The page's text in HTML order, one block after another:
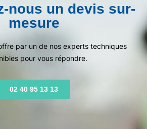
nous un devis sur-
mesure
par un de nos experts techniques
pour vous répondre.
02 40 95 13 13